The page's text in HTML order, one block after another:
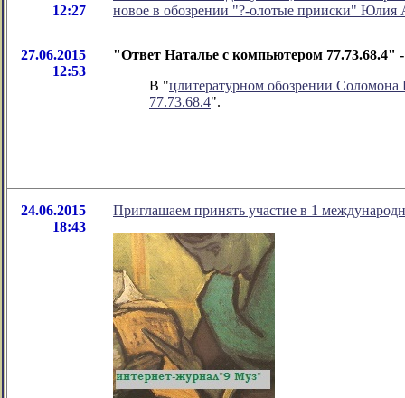
12:27
новое в обозрении "?-олотые прииски" Юлия
27.06.2015
12:53
"Ответ Наталье с компьютером 77.73.68.4"
В "цлитературном обозрении
77.73.68.4".
24.06.2015
18:43
Приглашаем принять участие в 1